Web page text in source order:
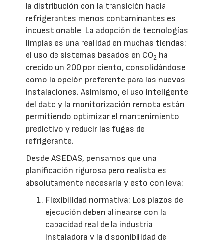
la distribución con la transición hacia
refrigerantes menos contaminantes es
incuestionable. La adopción de tecnologías
limpias es una realidad en muchas tiendas:
el uso de sistemas basados en CO2 ha
crecido un 200 por ciento, consolidándose
como la opción preferente para las nuevas
instalaciones. Asimismo, el uso inteligente
del dato y la monitorización remota están
permitiendo optimizar el mantenimiento
predictivo y reducir las fugas de
refrigerante.
Desde ASEDAS, pensamos que una
planificación rigurosa pero realista es
absolutamente necesaria y esto conlleva:
Flexibilidad normativa: Los plazos de
ejecución deben alinearse con la
capacidad real de la industria
instaladora y la disponibilidad de